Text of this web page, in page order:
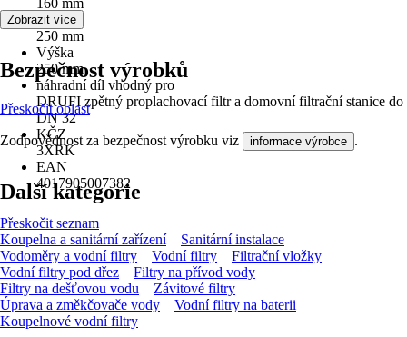
160 mm
Šířka
250 mm
Výška
250 mm
náhradní díl vhodný pro
DRUFI zpětný proplachovací filtr a domovní filtrační stanice do
DN 32
KČZ
3XRK
EAN
4017905007382
Zobrazit více
Bezpečnost výrobků
Přeskočit oblast
Zodpovědnost za bezpečnost výrobku viz informace výrobce .
Další kategorie
Přeskočit seznam
Koupelna a sanitární zařízení
Sanitární instalace
Vodoměry a vodní filtry
Vodní filtry
Filtrační vložky
Vodní filtry pod dřez
Filtry na přívod vody
Filtry na dešťovou vodu
Závitové filtry
Úprava a změkčovače vody
Vodní filtry na baterii
Koupelnové vodní filtry